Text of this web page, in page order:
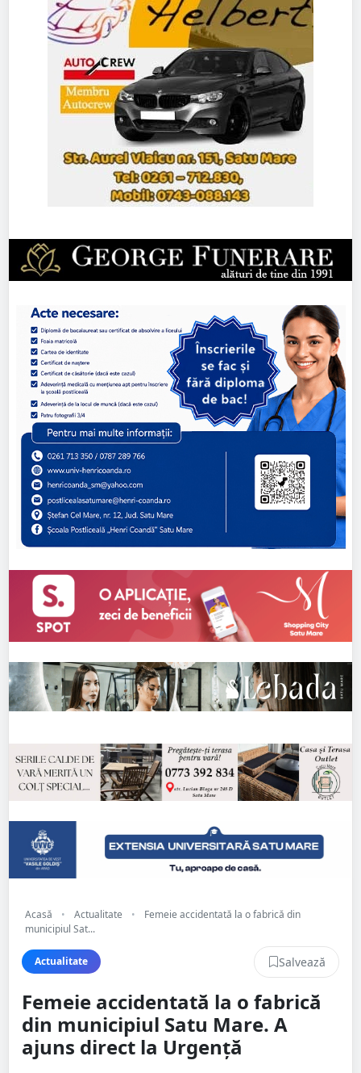
Acasă • Actualitate •
Femeie accidentată la o fabrică din
municipiul Sat...
Actualitate Salvează
Femeie accidentată la o fabrică
din municipiul Satu Mare. A
ajuns direct la Urgență